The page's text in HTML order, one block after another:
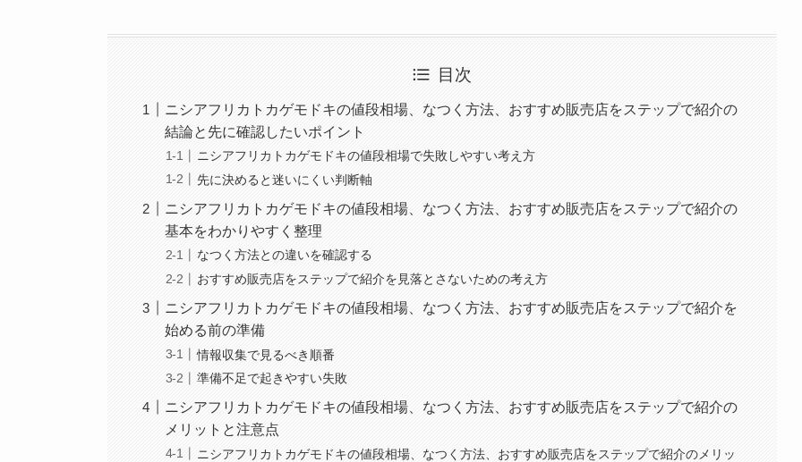
目次
ニシアフリカトカゲモドキの値段相場、なつく方法、おすすめ販売店をステップで紹介の
結論と先に確認したいポイント
ニシアフリカトカゲモドキの値段相場で失敗しやすい考え方
先に決めると迷いにくい判断軸
ニシアフリカトカゲモドキの値段相場、なつく方法、おすすめ販売店をステップで紹介の
基本をわかりやすく整理
なつく方法との違いを確認する
おすすめ販売店をステップで紹介を見落とさないための考え方
ニシアフリカトカゲモドキの値段相場、なつく方法、おすすめ販売店をステップで紹介を
始める前の準備
情報収集で見るべき順番
準備不足で起きやすい失敗
ニシアフリカトカゲモドキの値段相場、なつく方法、おすすめ販売店をステップで紹介の
メリットと注意点
ニシアフリカトカゲモドキの値段相場、なつく方法、おすすめ販売店をステップで紹介のメリッ